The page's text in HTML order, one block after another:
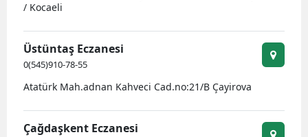
/ Kocaeli
Üstüntaş Eczanesi
0(545)910-78-55
Atatürk Mah.adnan Kahveci Cad.no:21/B Çayirova
Çağdaşkent Eczanesi